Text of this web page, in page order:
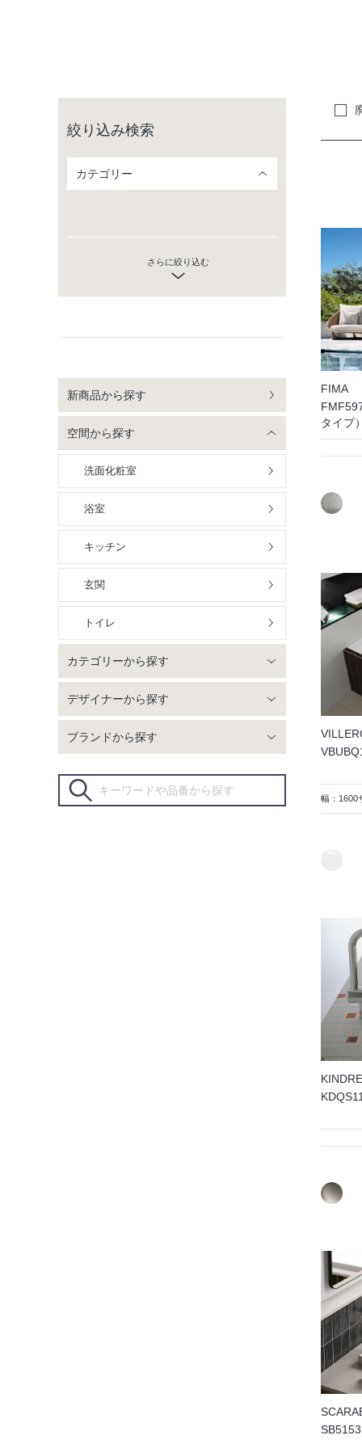
絞り込み検索
カテゴリー
さらに絞り込む
新商品から探す
空間から探す
洗面化粧室
浴室
キッチン
玄関
トイレ
カテゴリーから探す
デザイナーから探す
ブランドから探す
FIMA
タイプ）
幅：1600